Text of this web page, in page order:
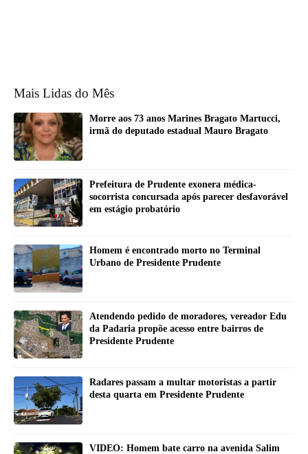
Mais Lidas do Mês
Morre aos 73 anos Marines Bragato Martucci,
irmã do deputado estadual Mauro Bragato
Prefeitura de Prudente exonera médica-
socorrista concursada após parecer desfavorável
em estágio probatório
Homem é encontrado morto no Terminal
Urbano de Presidente Prudente
Atendendo pedido de moradores, vereador Edu
da Padaria propõe acesso entre bairros de
Presidente Prudente
Radares passam a multar motoristas a partir
desta quarta em Presidente Prudente
VIDEO: Homem bate carro na avenida Salim